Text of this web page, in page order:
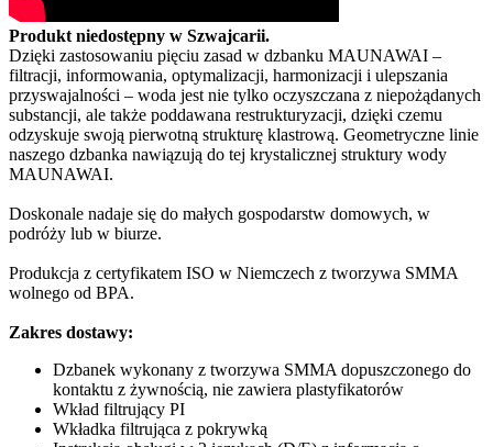
Produkt niedostępny w Szwajcarii.
Dzięki zastosowaniu pięciu zasad w dzbanku MAUNAWAI –
filtracji, informowania, optymalizacji, harmonizacji i ulepszania
przyswajalności – woda jest nie tylko oczyszczana z niepożądanych
substancji, ale także poddawana restrukturyzacji, dzięki czemu
odzyskuje swoją pierwotną strukturę klastrową. Geometryczne linie
naszego dzbanka nawiązują do tej krystalicznej struktury wody
MAUNAWAI.
Doskonale nadaje się do małych gospodarstw domowych, w
podróży lub w biurze.
Produkcja z certyfikatem ISO w Niemczech z tworzywa SMMA
wolnego od BPA.
Zakres dostawy:
Dzbanek wykonany z tworzywa SMMA dopuszczonego do
kontaktu z żywnością, nie zawiera plastyfikatorów
Wkład filtrujący PI
Wkładka filtrująca z pokrywką